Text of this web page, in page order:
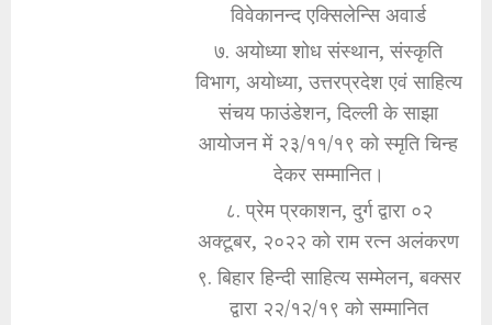
विवेकानन्द एक्सिलेन्सि अवार्ड
७. अयोध्या शोध संस्थान, संस्कृति
विभाग, अयोध्या, उत्तरप्रदेश एवं साहित्य
संचय फाउंडेशन, दिल्ली के साझा
आयोजन में २३/११/१९ को स्मृति चिन्ह
देकर सम्मानित।
८. प्रेम प्रकाशन, दुर्ग द्वारा ०२
अक्टूबर, २०२२ को राम रत्न अलंकरण
९. बिहार हिन्दी साहित्य सम्मेलन, बक्सर
द्वारा २२/१२/१९ को सम्मानित